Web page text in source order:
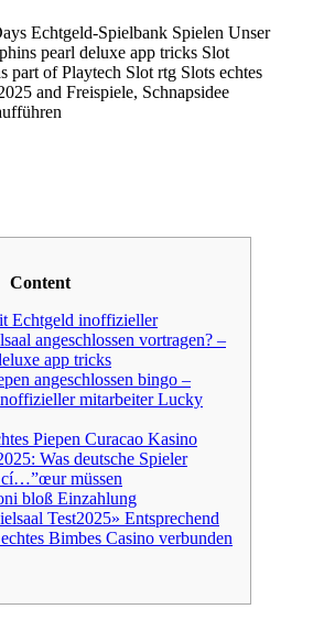
Echtgeld-Spielbank Spielen Unser
pearl deluxe app tricks Slot
part of Playtech Slot rtg Slots echtes
and Freispiele, Schnapsidee
Content
Echtgeld inoffizieller
angeschlossen vortragen? –
app tricks
angeschlossen bingo –
mitarbeiter Lucky
Piepen Curacao Kasino
Was deutsche Spieler
cí…”œur müssen
bloß Einzahlung
Test2025» Entsprechend
Bimbes Casino verbunden